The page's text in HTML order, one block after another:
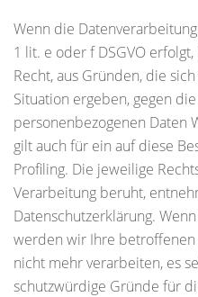
Wenn die
1 lit. e oder f DSGVO
Recht, aus Gründen, die
Situation ergeben, gegen
personenbezogenen Daten
gilt auch für ein auf diese
Profiling. Die jeweilige
Verarbeitung beruht,
Datenschutzerklärung.
werden wir Ihre
nicht mehr verarbeiten, es
schutzwürdige Gründe für